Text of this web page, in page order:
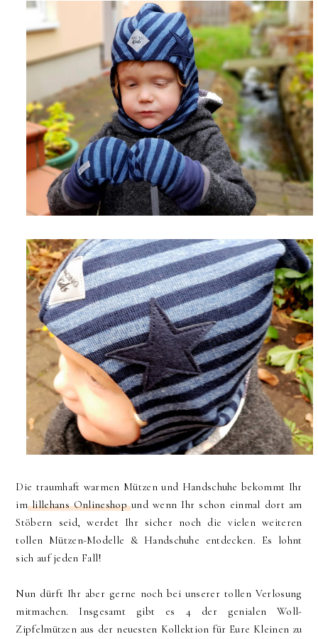
Die traumhaft warmen Mützen und Handschuhe bekommt Ihr
imlillehans Onlineshopund wenn Ihr schon einmal dort am
Stöbern seid, werdet Ihr sicher noch die vielen weiteren
tollen Mützen-Modelle & Handschuhe entdecken. Es lohnt
sich auf jeden Fall!
Nun dürft Ihr aber gerne noch bei unserer tollen Verlosung
mitmachen. Insgesamt gibt es 4 der genialen Woll-
Zipfelmützen aus der neuesten Kollektion für Eure Kleinen zu